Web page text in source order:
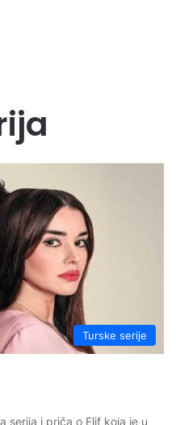
Turske serije
serija i priča o Elif koja je u